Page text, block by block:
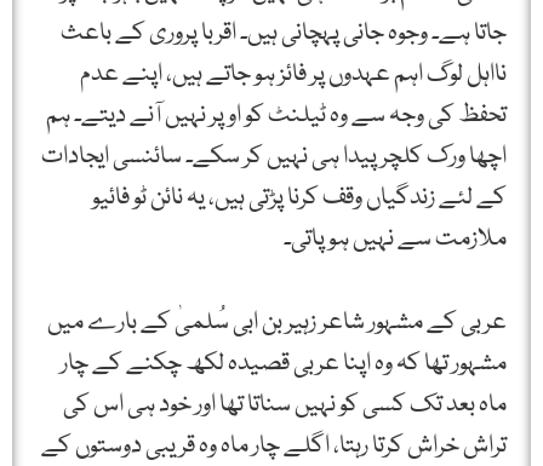
جاتا ہے۔ وجوہ جانی پہچانی ہیں۔ اقربا پروری کے باعث
نااہل لوگ اہم عہدوں پر فائز ہو جاتے ہیں، اپنے عدم
تحفظ کی وجہ سے وہ ٹیلنٹ کو اوپر نہیں آنے دیتے۔ ہم
اچھا ورک کلچر پیدا ہی نہیں کر سکے۔ سائنسی ایجادات
کے لئے زندگیاں وقف کرنا پڑتی ہیں، یہ نائن ٹو فائیو
ملازمت سے نہیں ہو پاتی۔
عربی کے مشہور شاعر زہیر بن ابی سُلمیٰ کے بارے میں
مشہور تھا کہ وہ اپنا عربی قصیدہ لکھ چکنے کے چار
ماہ بعد تک کسی کو نہیں سناتا تھا اور خود ہی اس کی
تراش خراش کرتا رہتا، اگلے چار ماہ وہ قریبی دوستوں کے